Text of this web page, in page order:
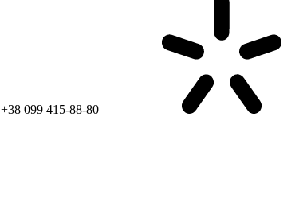
+38 099 415-88-80